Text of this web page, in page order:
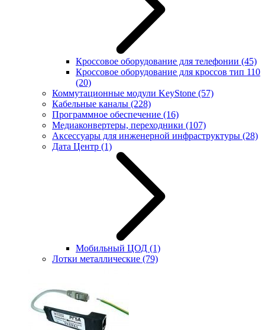
Кроссовое оборудование для телефонии (45)
Кроссовое оборудование для кроссов тип 110
(20)
Коммутационные модули KeyStone (57)
Кабельные каналы (228)
Программное обеспечение (16)
Медиаконвертеры, переходники (107)
Аксессуары для инженерной инфраструктуры (28)
Дата Центр (1)
Мобильный ЦОД (1)
Лотки металлические (79)